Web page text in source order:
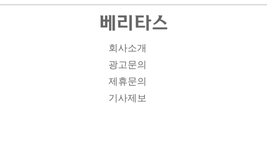
회사소개
광고문의
제휴문의
기사제보